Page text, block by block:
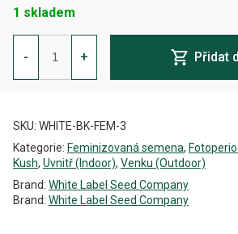
1 skladem
-
Banana
Kush
Feminizovaná
množství
+ Přidat
SKU: WHITE-BK-FEM-3
Kategorie: Feminizovaná semena,
Kush, Uvnitř (Indoor), Venku (Outdoor)
Brand: White Label Seed Company
Brand: White Label Seed Company